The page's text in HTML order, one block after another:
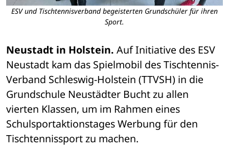
ESV und Tischtennisverband begeisterten Grundschüler für ihren
Sport.
Neustadt in Holstein. Auf Initiative des ESV
Neustadt kam das Spielmobil des Tischtennis-
Verband Schleswig-Holstein (TTVSH) in die
Grundschule Neustädter Bucht zu allen
vierten Klassen, um im Rahmen eines
Schulsportaktionstages Werbung für den
Tischtennissport zu machen.